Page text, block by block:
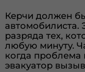
Керчи должен
автомобилиста.
разряда тех,
любую минуту.
когда проблема
эвакуатор